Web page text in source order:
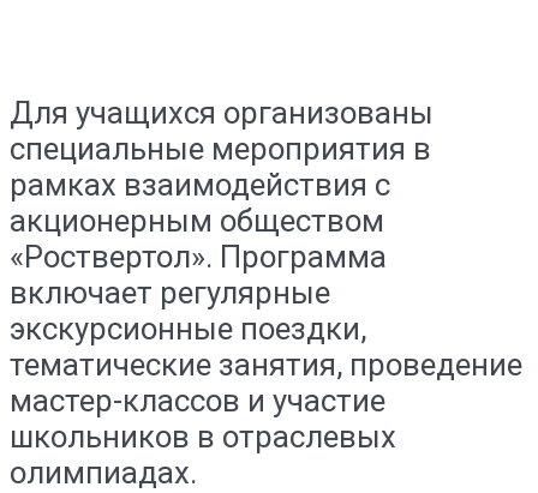
Для учащихся организованы
специальные мероприятия в
рамках взаимодействия с
акционерным обществом
«Роствертол». Программа
включает регулярные
экскурсионные поездки,
тематические занятия, проведение
мастер-классов и участие
школьников в отраслевых
олимпиадах.